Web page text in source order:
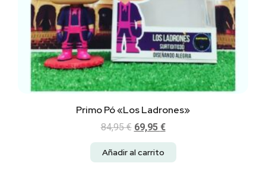
Primo Pó «Los Ladrones»
84,95€ 69,95 €
Añadir al carrito